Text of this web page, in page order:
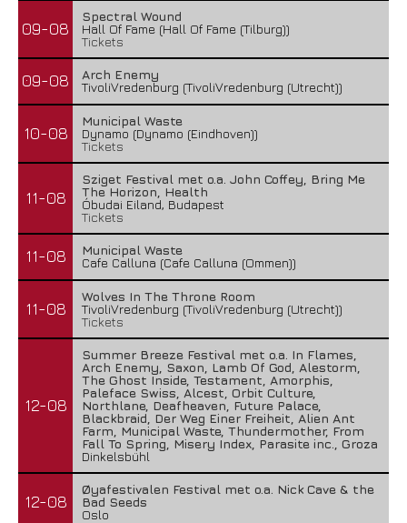
09-08
Spectral Wound
Hall Of Fame (Hall Of Fame (Tilburg))
Tickets
09-08
Arch Enemy
TivoliVredenburg (TivoliVredenburg (Utrecht))
10-08
Municipal Waste
Dynamo (Dynamo (Eindhoven))
Tickets
11-08
Sziget Festival met o.a. John Coffey, Bring Me
The Horizon, Health
Óbudai Eiland, Budapest
Tickets
11-08
Municipal Waste
Cafe Calluna (Cafe Calluna (Ommen))
11-08
Wolves In The Throne Room
TivoliVredenburg (TivoliVredenburg (Utrecht))
Tickets
12-08
Summer Breeze Festival met o.a. In Flames,
Arch Enemy, Saxon, Lamb Of God, Alestorm,
The Ghost Inside, Testament, Amorphis,
Paleface Swiss, Alcest, Orbit Culture,
Northlane, Deafheaven, Future Palace,
Blackbraid, Der Weg Einer Freiheit, Alien Ant
Farm, Municipal Waste, Thundermother, From
Fall To Spring, Misery Index, Parasite inc., Groza
Dinkelsbühl
12-08
Øyafestivalen Festival met o.a. Nick Cave & the
Bad Seeds
Oslo